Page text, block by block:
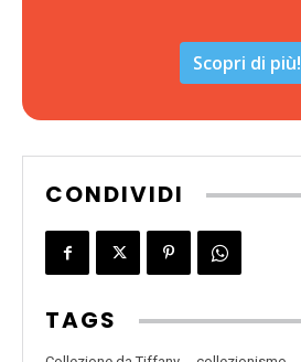
Scopri di più!
CONDIVIDI
TAGS